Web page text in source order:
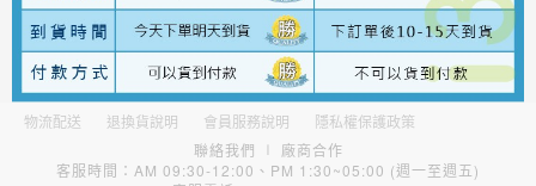
物流配送 退換貨說明 會員服務說明
隱私權保護政策
聯絡我們 ∣ 廠商合作
客服時間：AM 09:30-12:00、PM 1:30~05:00 (週一至週五)